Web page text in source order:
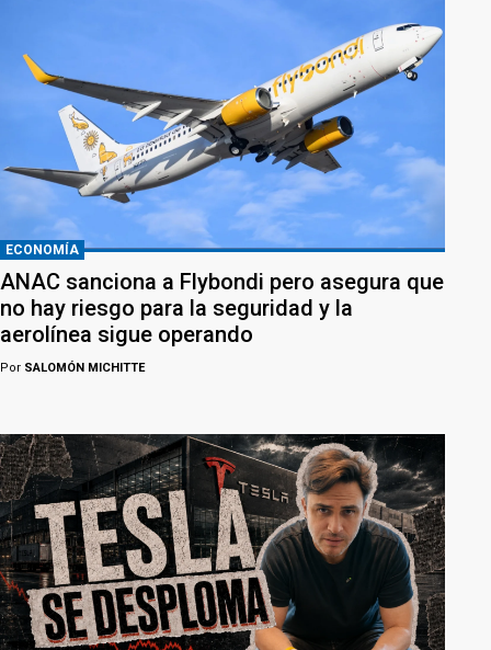
ECONOMÍA
ANAC sanciona a Flybondi pero asegura que
no hay riesgo para la seguridad y la
aerolínea sigue operando
Por SALOMÓN MICHITTE